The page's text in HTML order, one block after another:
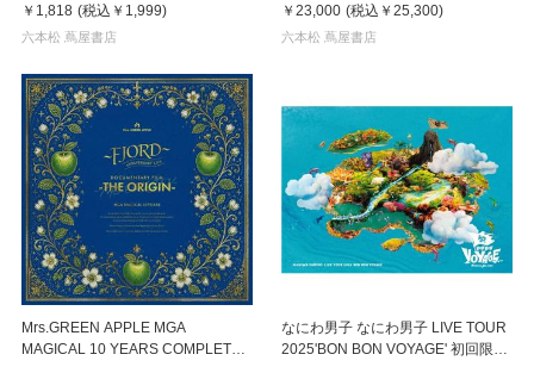
￥1,818 (税込 ￥1,999)
六本松 蔦屋書店
回限定盤 ２Blu-ray+GOODS+ACC
￥23,000 (税込 ￥25,300)
六本松 蔦屋書店
Mrs.GREEN APPLE MGA
MAGICAL 10 YEARS COMPLETE
なにわ男子 なにわ男子 LIVE TOUR
2025'BON BON VOYAGE' 初回限定